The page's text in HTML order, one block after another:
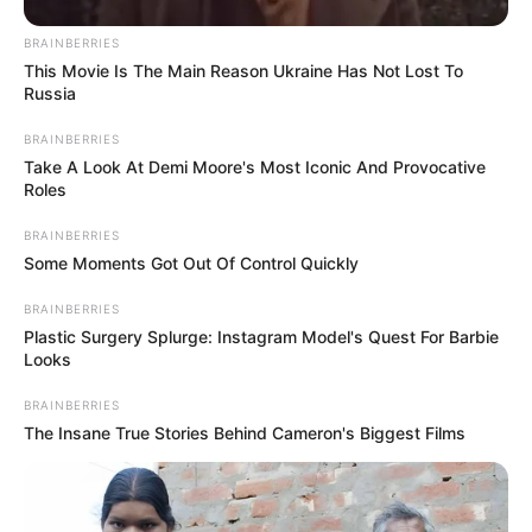
paranoiája rendkívüli magasságokat ért el.
Követelte, hogy vizsgálja meg a gennyesen
átitatott kötszereket, gyanúsan szagolva őket.
Kóstolókat bérelt fel nemcsak az ételeire, hanem
gyógyszereire és kenőcseire is, arra kényszerítve a
szolgákat, hogy először a saját bőrére kenjék őket.
1546 karácsonyán Henry alig felismerhető emberré
vált. A kortárs beszámolók egy hatalmas figurát
írnak le a trónjára támaszkodva, aki segítség nélkül
nem tud állni. Arca az eredeti méretének majdnem
ragyogó kék volt, sárgássá vált, véres lett,
elszíneződött hús zsebébe süllyedt.
A királyi személytől származó szag lehetetlenné
BRAINBERRIES
This Movie Is The Main Reason Ukraine Has Not Lost To
Russia
BRAINBERRIES
Take A Look At Demi Moore's Most Iconic And Provocative
Roles
BRAINBERRIES
Some Moments Got Out Of Control Quickly
BRAINBERRIES
Plastic Surgery Splurge: Instagram Model's Quest For Barbie
Looks
BRAINBERRIES
The Insane True Stories Behind Cameron's Biggest Films